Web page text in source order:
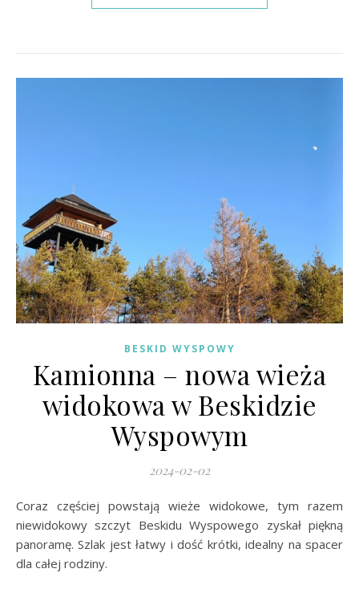
BESKID WYSPOWY
Kamionna – nowa wieża
widokowa w Beskidzie
Wyspowym
2024-02-02
Coraz częściej powstają wieże widokowe, tym razem
niewidokowy szczyt Beskidu Wyspowego zyskał piękną
panoramę. Szlak jest łatwy i dość krótki, idealny na spacer
dla całej rodziny.